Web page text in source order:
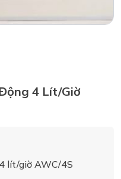
4 Lít/giờ
lít/giờ AWC/4S